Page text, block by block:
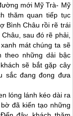
mới Mỹ Trà- Mỹ
thăm quan tiếp tục
Bình Châu rồi rẽ trái
sau đó rẽ phải,
mát chúng ta sẽ
theo những dải bậc
sẽ bắt gặp cây
sắc đang đong đưa
lóng lánh kéo dài ra
đã kiến tạo những